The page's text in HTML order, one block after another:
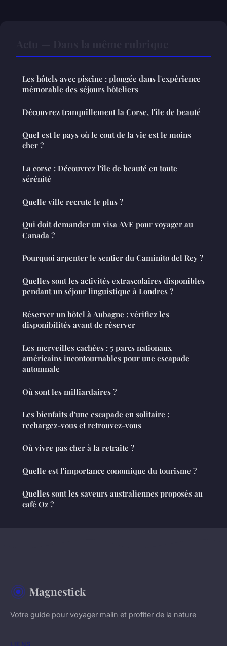
Les hôtels avec piscine : plongée dans l'expérience
mémorable des séjours hôteliers
Découvrez tranquillement la Corse, l'île de beauté
Quel est le pays où le cout de la vie est le moins
cher ?
La corse : Découvrez l'île de beauté en toute
sérénité
Quelle ville recrute le plus ?
Qui doit demander un visa AVE pour voyager au
Canada ?
Pourquoi arpenter le sentier du Caminito del Rey ?
Quelles sont les activités extrascolaires disponibles
pendant un séjour linguistique à Londres ?
Réserver un hôtel à Aubagne : vérifiez les
disponibilités avant de réserver
Les merveilles cachées : 5 parcs nationaux
américains incontournables pour une escapade
automnale
Où sont les milliardaires ?
Les bienfaits d'une escapade en solitaire :
rechargez-vous et retrouvez-vous
Où vivre pas cher à la retraite ?
Quelle est l'importance conomique du tourisme ?
Quelles sont les saveurs australiennes proposés au
café Oz ?
Magnestick
Votre guide pour voyager malin et profiter de la nature
LIENS